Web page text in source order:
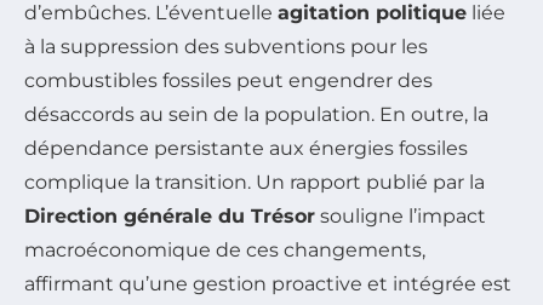
d’embûches. L’éventuelle agitation politique liée
à la suppression des subventions pour les
combustibles fossiles peut engendrer des
désaccords au sein de la population. En outre, la
dépendance persistante aux énergies fossiles
complique la transition. Un rapport publié par la
Direction générale du Trésor souligne l’impact
macroéconomique de ces changements,
affirmant qu’une gestion proactive et intégrée est